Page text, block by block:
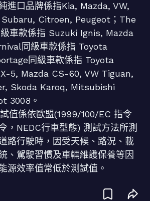
進口品牌係指Kia, Mazda, VW,
Citroen, Peugeot；The
車款係指 Suzuki Ignis, Mazda
同級車款係指 Toyota
同級車款係指 Toyota
5, Mazda CS-60, VW Tiguan,
Skoda Karoq, Mitsubishi
3008。
值係依歐盟(1999/100/EC 指令
，NEDC行車型態) 測試方法所測
路行駛時，因受天候、路況、載
、駕駛習慣及車輛維護保養等因
源效率值常低於測試值。